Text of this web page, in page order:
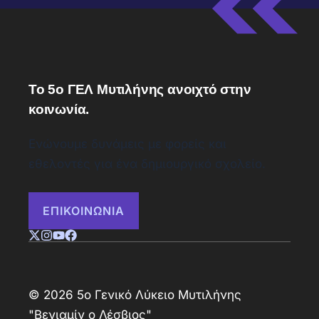
Το 5ο ΓΕΛ Μυτιλήνης ανοιχτό στην
κοινωνία.
Ενώνουμε δυνάμεις με φορείς και
εθελοντές για ένα δημιουργικό σχολείο.
ΕΠΙΚΟΙΝΩΝΙΑ
© 2026 5ο Γενικό Λύκειο Μυτιλήνης
"Βενιαμίν ο Λέσβιος"